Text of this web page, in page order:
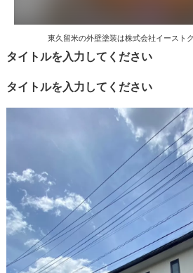
東久留米の外壁塗装は株式会社イースト
タイトルを入力してください
タイトルを入力してください